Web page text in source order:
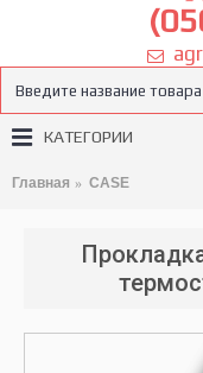
КАТЕГОРИИ
Главная CASE